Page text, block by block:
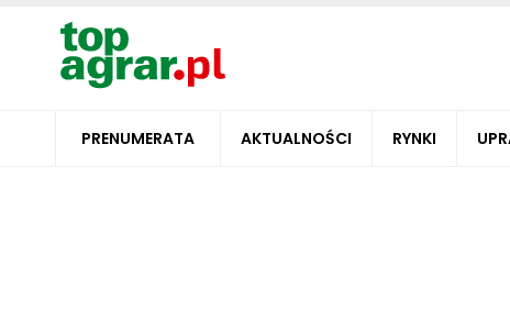
PRENUMERATA AKTUALNOŚCI RYNKI